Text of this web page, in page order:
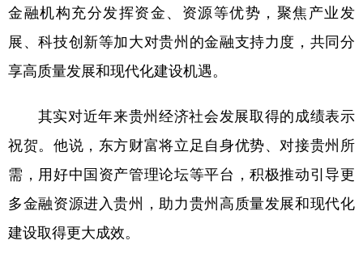
辽宁 吉林 上海 江苏
浙江 安徽
广东 广西 海南 重庆
四川 贵州 云南 西藏
陕西 甘肃 青海 宁夏
新疆 内蒙古
金融机构充分发挥资金、资源等优势，聚焦产业发
展、科技创新等加大对贵州的金融支持力度，共同分
享高质量发展和现代化建设机遇。
其实对近年来贵州经济社会发展取得的成绩表示
祝贺。他说，东方财富将立足自身优势、对接贵州所
需，用好中国资产管理论坛等平台，积极推动引导更
多金融资源进入贵州，助力贵州高质量发展和现代化
建设取得更大成效。